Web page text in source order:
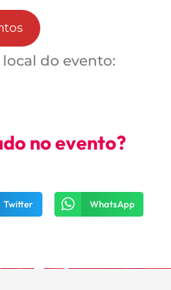
do evento:
no evento?
Twitter WhatsApp